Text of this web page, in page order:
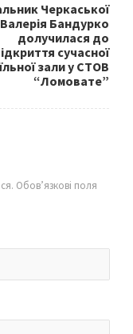
Черкаської
Бандурко
долучилася до
сучасної
зали у СТОВ
“Ломовате”
Обов’язкові поля